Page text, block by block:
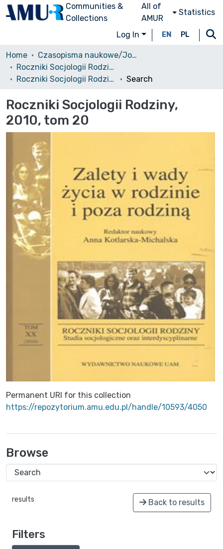
Communities &
Collections
All of
AMUR
Statistics
Log In EN PL
Home
Czasopisma naukowe/Journals
Roczniki Socjologii Rodziny
Roczniki Socjologii Rodziny, 2010, tom 20
Search
Roczniki Socjologii Rodziny,
2010, tom 20
Permanent URI for this collection
https://repozytorium.amu.edu.pl/handle/10593/4050
Browse
results Back to results
Filters